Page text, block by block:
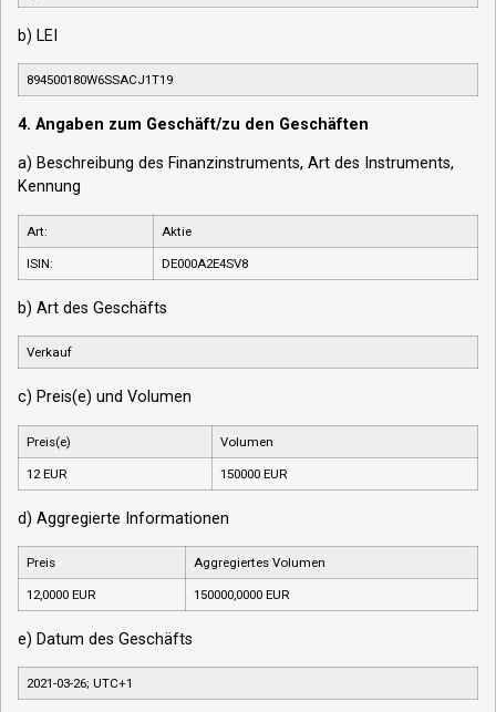
b) LEI
894500180W6SSACJ1T19
4. Angaben zum Geschäft/zu den Geschäften
a) Beschreibung des Finanzinstruments, Art des Instruments,
Kennung
Art: Aktie
ISIN: DE000A2E4SV8
b) Art des Geschäfts
Verkauf
c) Preis(e) und Volumen
Preis(e) Volumen
12 EUR 150000 EUR
d) Aggregierte Informationen
Preis Aggregiertes Volumen
12,0000 EUR 150000,0000 EUR
e) Datum des Geschäfts
2021-03-26; UTC+1